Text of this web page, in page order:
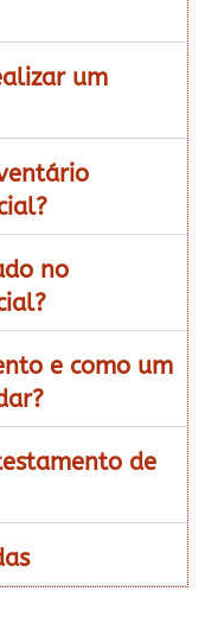
um
no
e como um
de